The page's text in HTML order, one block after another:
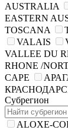
AUSTRALIA
EASTERN
TOSCANA
VALAIS
VALLEE DU
RHONE /
CAPE
Субрегион
ALOXE-